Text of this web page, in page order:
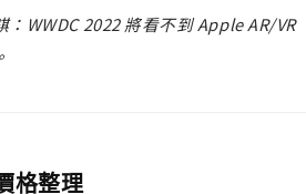
WWDC 2022 將看不到 Apple AR/VR
格整理